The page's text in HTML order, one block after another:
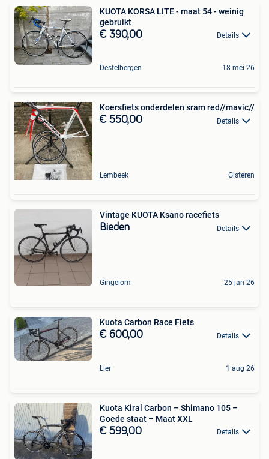
KUOTA KORSA LITE - maat 54 - weinig
gebruikt
€ 390,00 Details
Destelbergen 18 mei 26
Koersfiets onderdelen sram red//mavic//
€ 550,00 Details
Lembeek Gisteren
Vintage KUOTA Ksano racefiets
Bieden Details
Gingelom 25 jan 26
Kuota Carbon Race Fiets
€ 600,00 Details
Lier 1 aug 26
Kuota Kiral Carbon – Shimano 105 –
Goede staat – Maat XXL
€ 599,00 Details